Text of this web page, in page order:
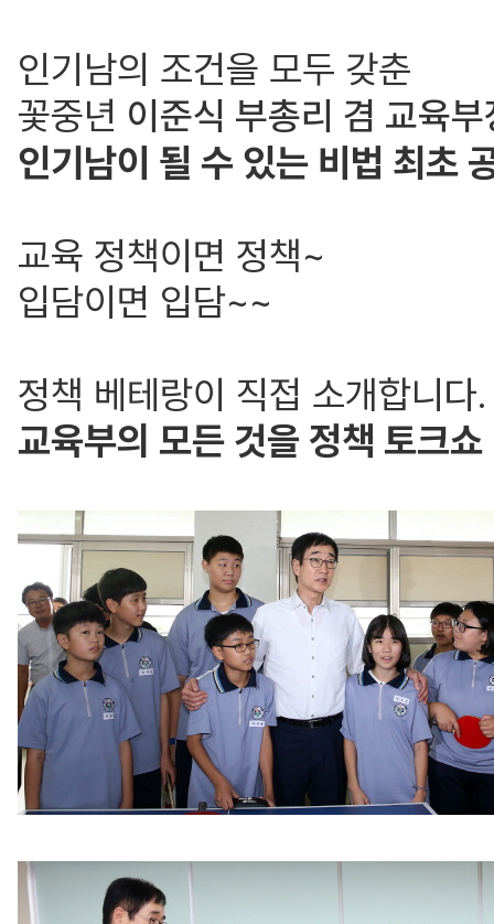
인기남의 조건을 모두 갖춘
꽃중년 이준식 부총리 겸 교육
인기남이 될 수 있는 비법 최초
교육 정책이면 정책~
입담이면 입담~~
정책 베테랑이 직접 소개합니다.
교육부의 모든 것을 정책 토크